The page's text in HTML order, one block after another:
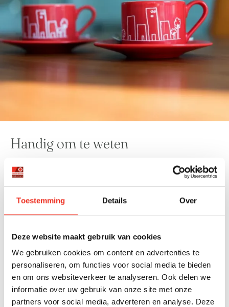
Toestemming Details Over
Deze website maakt gebruik van cookies
We gebruiken cookies om content en advertenties te
personaliseren, om functies voor social media te bieden
en om ons websiteverkeer te analyseren. Ook delen we
informatie over uw gebruik van onze site met onze
partners voor social media, adverteren en analyse. Deze
Handig om te weten
LOCATIE
Je vindt Olsthoorn Makelaars midden in het centrum
van Naaldwijk, tegenover de hoofdingang van
winkelcentrum De Tuinen. Aan dePatijnenburg 16, in
PARKEREN
Bij onze vestiging kan gratis voor de deur geparkeerd
worden. Op het parkeerdak van winkelcentrum De
Tuinen zijn de eerste drie parkeeruren gratis.